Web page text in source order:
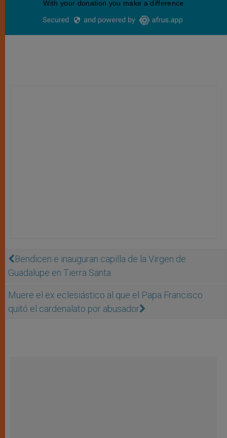
Bendicen e inauguran capilla de la Virgen de
Guadalupe en Tierra Santa
Muere el ex eclesiástico al que el Papa Francisco
quitó el cardenalato por abusador